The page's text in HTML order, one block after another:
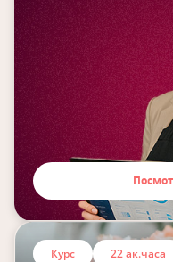
Курс 22 ак.часа